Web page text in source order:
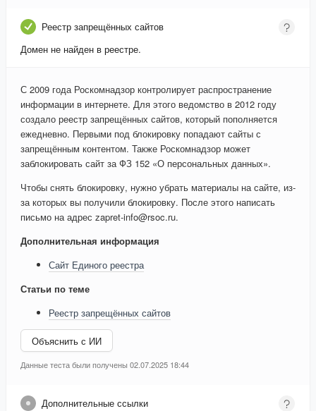
Реестр запрещённых сайтов
Домен не найден в реестре.
С 2009 года Роскомнадзор контролирует распространение
информации в интернете. Для этого ведомство в 2012 году
создало реестр запрещённых сайтов, который пополняется
ежедневно. Первыми под блокировку попадают сайты с
запрещённым контентом. Также Роскомнадзор может
заблокировать сайт за ФЗ 152 «О персональных данных».
Чтобы снять блокировку, нужно убрать материалы на сайте, из-
за которых вы получили блокировку. После этого написать
письмо на адрес zapret-info@rsoc.ru.
Дополнительная информация
Сайт Единого реестра
Статьи по теме
Реестр запрещённых сайтов
Объяснить с ИИ
Данные теста были получены 02.07.2025 18:44
Дополнительные ссылки